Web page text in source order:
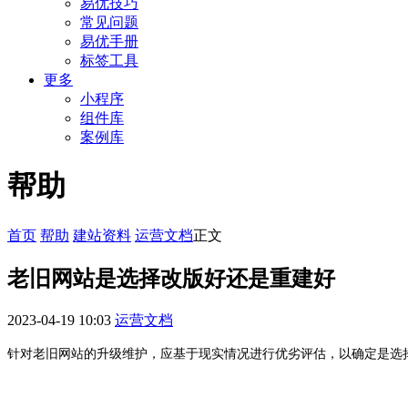
易优技巧
常见问题
易优手册
标签工具
更多
小程序
组件库
案例库
帮助
首页 帮助 建站资料 运营文档正文
老旧网站是选择改版好还是重建好
2023-04-19 10:03 运营文档
针对老旧网站的升级维护，应基于现实情况进行优劣评估，以确定是选